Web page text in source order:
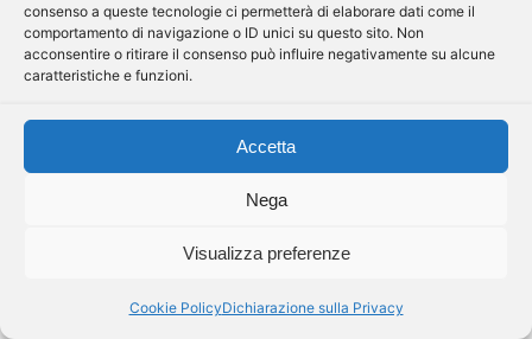
consenso a queste tecnologie ci permetterà di elaborare dati come il
comportamento di navigazione o ID unici su questo sito. Non
acconsentire o ritirare il consenso può influire negativamente su alcune
caratteristiche e funzioni.
Accetta
Nega
Visualizza preferenze
Cookie PolicyDichiarazione sulla Privacy